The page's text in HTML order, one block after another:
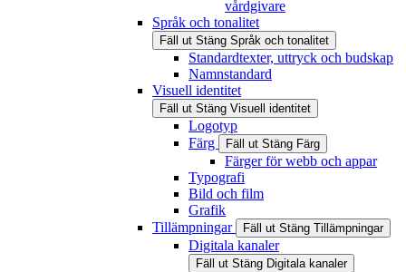
vårdgivare
Språk och tonalitet
Fäll ut Stäng Språk och tonalitet
Standardtexter, uttryck och budskap
Namnstandard
Visuell identitet
Fäll ut Stäng Visuell identitet
Logotyp
Färg
Fäll ut Stäng Färg
Färger för webb och appar
Typografi
Bild och film
Grafik
Tillämpningar
Fäll ut Stäng Tillämpningar
Digitala kanaler
Fäll ut Stäng Digitala kanaler